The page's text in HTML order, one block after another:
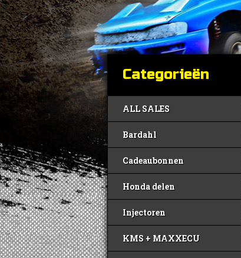
Categorieën
ALL SALES
Bardahl
Cadeaubonnen
Honda delen
Injectoren
KMS + MAXXECU